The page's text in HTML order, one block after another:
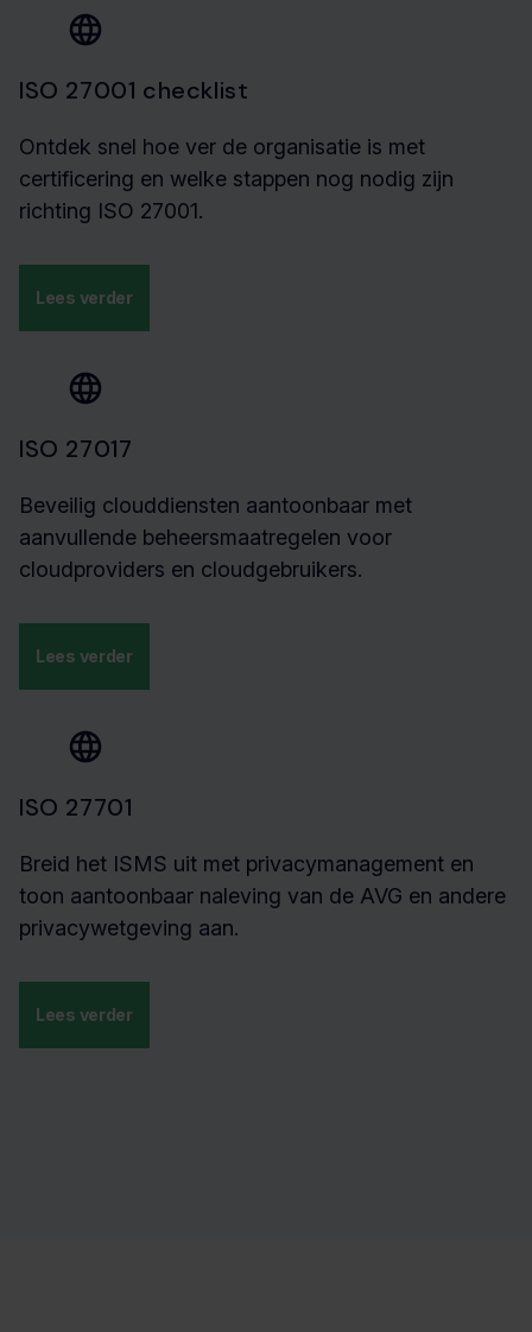
ISO 27001 checklist
Ontdek snel hoe ver de organisatie is met
certificering en welke stappen nog nodig zijn
richting ISO 27001.
Lees verder
ISO 27017
Beveilig clouddiensten aantoonbaar met
aanvullende beheersmaatregelen voor
cloudproviders en cloudgebruikers.
Lees verder
ISO 27701
Breid het ISMS uit met privacymanagement en
toon aantoonbaar naleving van de AVG en andere
privacywetgeving aan.
Lees verder